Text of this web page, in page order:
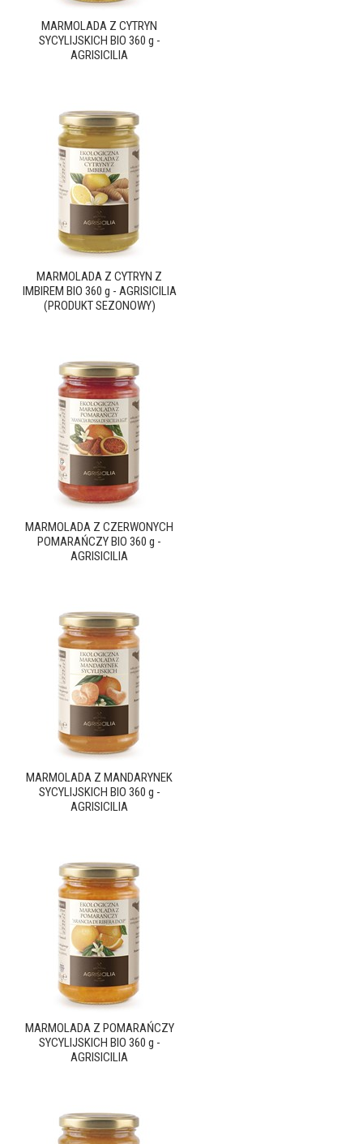
MARMOLADA Z CYTRYN
SYCYLIJSKICH BIO 360 g -
AGRISICILIA
MARMOLADA Z CYTRYN Z
IMBIREM BIO 360 g - AGRISICILIA
(PRODUKT SEZONOWY)
MARMOLADA Z CZERWONYCH
POMARAŃCZY BIO 360 g -
AGRISICILIA
MARMOLADA Z MANDARYNEK
SYCYLIJSKICH BIO 360 g -
AGRISICILIA
MARMOLADA Z POMARAŃCZY
SYCYLIJSKICH BIO 360 g -
AGRISICILIA